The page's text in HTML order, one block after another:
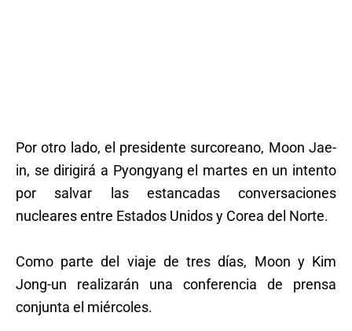
Por otro lado, el presidente surcoreano, Moon Jae-
in, se dirigirá a Pyongyang el martes en un intento
por salvar las estancadas conversaciones
nucleares entre Estados Unidos y Corea del Norte.
Como parte del viaje de tres días, Moon y Kim
Jong-un realizarán una conferencia de prensa
conjunta el miércoles.